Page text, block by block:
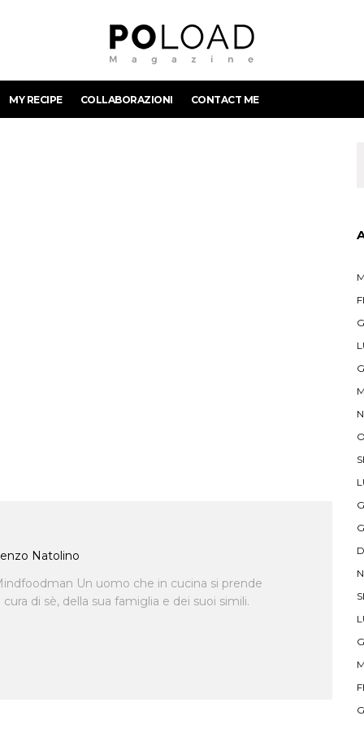
MY RECIPE COLLABORAZIONI CONTACT ME
Natolino
Un uomo che in cucina si prende
di sè, della sua famiglia e dei suoi simili.